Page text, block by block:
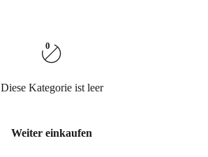
0
Diese Kategorie ist leer
Weiter einkaufen